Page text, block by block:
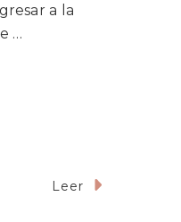
a la
…
Leer